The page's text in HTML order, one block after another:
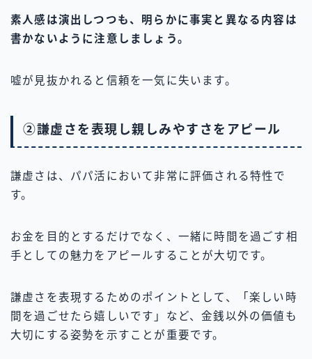
素人感は演出しつつも、明らかに事実と異なる内容は
書かないように注意しましょう。
嘘が見抜かれると信頼を一気に失います。
②謙虚さを表現し親しみやすさをアピール
謙虚さは、パパ活において非常に評価される特性で
す。
お金を目的とするだけでなく、一緒に時間を過ごす相
手としての魅力をアピールすることが大切です。
謙虚さを表現するためのポイントとして、「楽しい時
間を過ごせたら嬉しいです」など、金銭以外の価値も
大切にする姿勢を示すことが重要です。